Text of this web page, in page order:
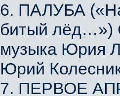
6. ПАЛУБА
битый лёд…»)
музыка Юрия
Юрий
7. ПЕРВОЕ